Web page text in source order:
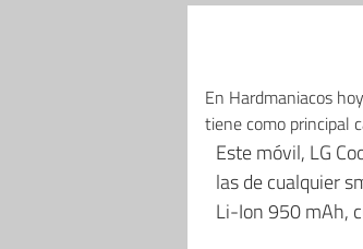
En Hardmaniacos
tiene como principal
Este móvil, LG
las de cualquier
Li-Ion 950 mAh,